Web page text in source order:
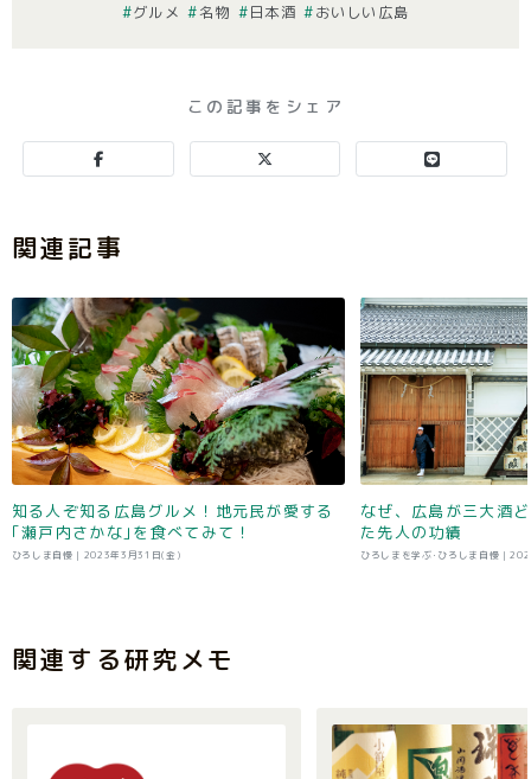
グルメ 名物 日本酒 おいしい広島
この記事をシェア
関連記事
知る人ぞ知る広島グルメ！地元民が愛する
｢瀬戸内さかな｣を食べてみて！
ひろしま自慢 | 2023年3月31日(金)
なぜ、広島が三大酒
た先人の功績
ひろしまを学ぶ･ひろしま自慢 |
関連する研究メモ